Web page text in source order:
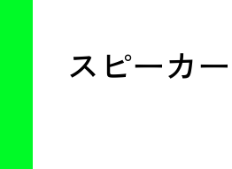
スピーカー